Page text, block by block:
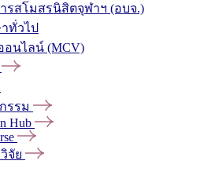
รสโมสรนิสิตจุฬาฯ (อบจ.)
ทั่วไป
อนไลน์ (MCV)
รรม
Hub
จัย